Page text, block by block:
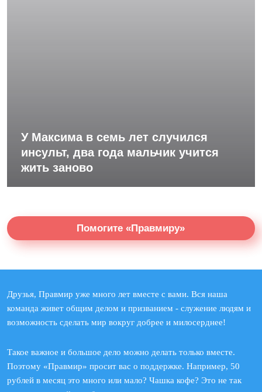
У Максима в семь лет случился
инсульт, два года мальчик учится
жить заново
Помогите «Правмиру»
Друзья, Правмир уже много лет вместе с вами. Вся наша
команда живет общим делом и призванием - служение людям и
возможность сделать мир вокруг добрее и милосерднее!
Такое важное и большое дело можно делать только вместе.
Поэтому «Правмир» просит вас о поддержке. Например, 50
рублей в месяц это много или мало? Чашка кофе? Это не так